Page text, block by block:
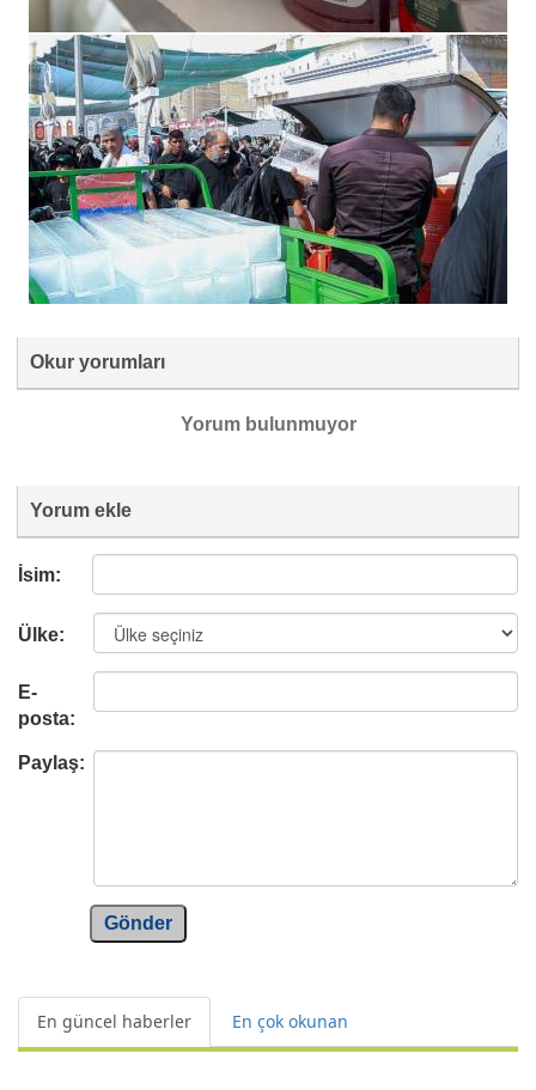
Okur yorumları
Yorum bulunmuyor
Yorum ekle
İsim:
Ülke:
E-
posta:
Paylaş:
Gönder
En güncel haberler En çok okunan